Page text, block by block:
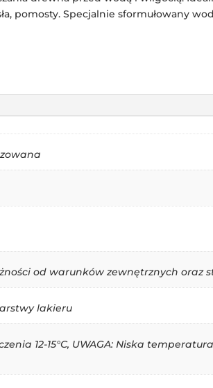
pomosty. Specjalnie sformułowany
od warunków zewnętrznych oraz
lakieru
12-15°C, UWAGA: Niska